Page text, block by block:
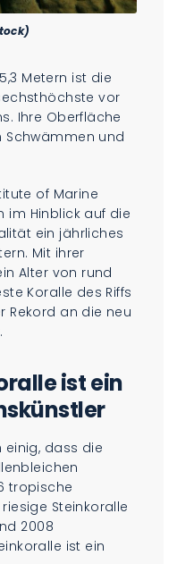
Metern ist die
vor
Ihre Oberfläche
Schwämmen und
of Marine
im Hinblick auf die
ein jährliches
Mit ihrer
Alter von rund
Koralle des Riffs
Rekord an die neu
ist ein
einig, dass die
tropische
Steinkoralle
2008
ist ein